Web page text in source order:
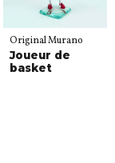
Original Murano
Joueur de
basket